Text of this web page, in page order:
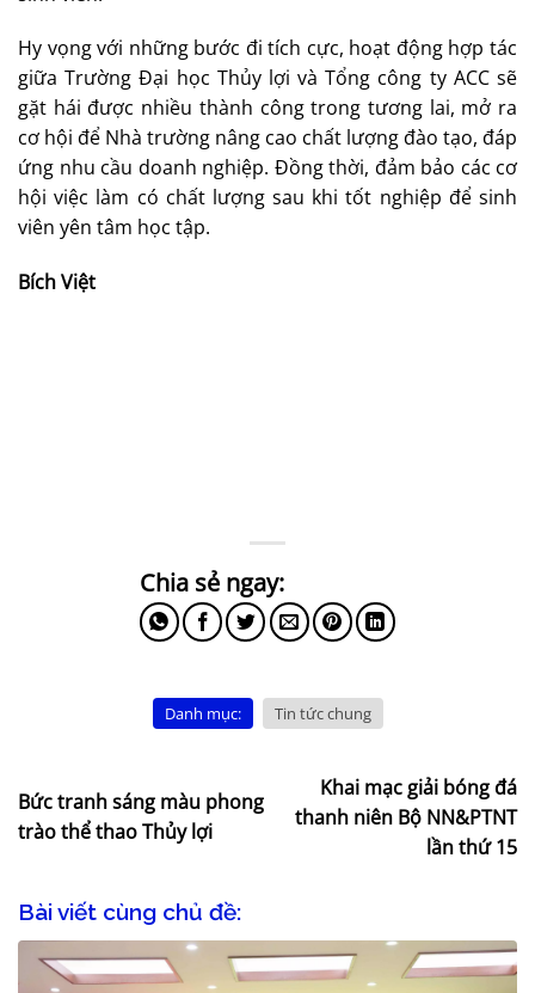
Hy vọng với những bước đi tích cực, hoạt động hợp tác
giữa Trường Đại học Thủy lợi và Tổng công ty ACC sẽ
gặt hái được nhiều thành công trong tương lai, mở ra
cơ hội để Nhà trường nâng cao chất lượng đào tạo, đáp
ứng nhu cầu doanh nghiệp. Đồng thời, đảm bảo các cơ
hội việc làm có chất lượng sau khi tốt nghiệp để sinh
viên yên tâm học tập.
Bích Việt
Danh mục: Tin tức chung
Bức tranh sáng màu phong
trào thể thao Thủy lợi
Khai mạc giải bóng đá
thanh niên Bộ NN&PTNT
lần thứ 15
Bài viết cùng chủ đề: